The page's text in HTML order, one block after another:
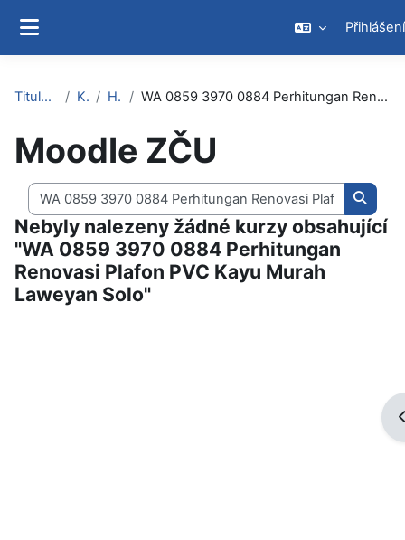
Přihlášení
Titulní stránka Kurzy Hledat WA 0859 3970 0884 Perhitungan Renovasi Plafon PVC Kayu Murah Laweyan Solo
Moodle ZČU
Vyhledat kurzy
Nebyly nalezeny žádné kurzy obsahující
"WA 0859 3970 0884 Perhitungan
Renovasi Plafon PVC Kayu Murah
Laweyan Solo"